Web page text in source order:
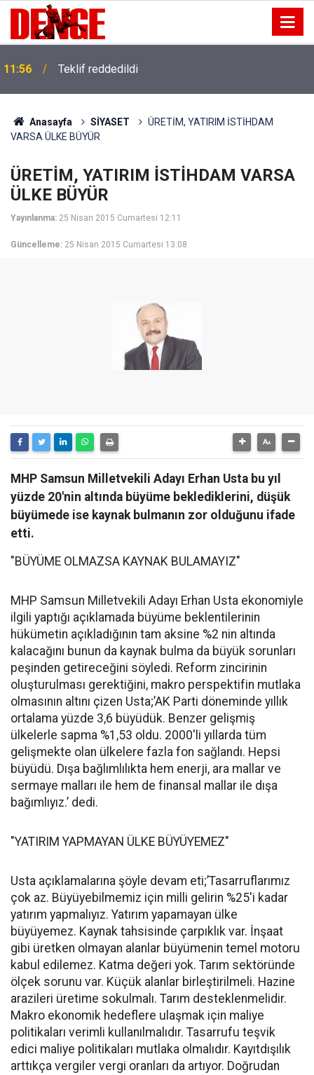
11:56 Teklif reddedildi
Anasayfa SİYASET
ÜRETİM, YATIRIM İSTİHDAM
VARSA ÜLKE BÜYÜR
ÜRETİM, YATIRIM İSTİHDAM VARSA
ÜLKE BÜYÜR
Yayınlanma: 25 Nisan 2015 Cumartesi 12:11
Güncelleme: 25 Nisan 2015 Cumartesi 13:08
MHP Samsun Milletvekili Adayı Erhan Usta bu yıl
yüzde 20'nin altında büyüme beklediklerini, düşük
büyümede ise kaynak bulmanın zor olduğunu ifade
etti.
"BÜYÜME OLMAZSA KAYNAK BULAMAYIZ"
MHP Samsun Milletvekili Adayı Erhan Usta ekonomiyle
ilgili yaptığı açıklamada büyüme beklentilerinin
hükümetin açıkladığının tam aksine %2 nin altında
kalacağını bunun da kaynak bulma da büyük sorunları
peşinden getireceğini söyledi. Reform zincirinin
oluşturulması gerektiğini, makro perspektifin mutlaka
olmasının altını çizen Usta;’AK Parti döneminde yıllık
ortalama yüzde 3,6 büyüdük. Benzer gelişmiş
ülkelerle sapma %1,53 oldu. 2000'li yıllarda tüm
gelişmekte olan ülkelere fazla fon sağlandı. Hepsi
büyüdü. Dışa bağlımlılıkta hem enerji, ara mallar ve
sermaye malları ile hem de finansal mallar ile dışa
bağımlıyız.’ dedi.
"YATIRIM YAPMAYAN ÜLKE BÜYÜYEMEZ"
Usta açıklamalarına şöyle devam eti;’Tasarruflarımız
çok az. Büyüyebilmemiz için milli gelirin %25'i kadar
yatırım yapmalıyız. Yatırım yapamayan ülke
büyüyemez. Kaynak tahsisinde çarpıklık var. İnşaat
gibi üretken olmayan alanlar büyümenin temel motoru
kabul edilemez. Katma değeri yok. Tarım sektöründe
ölçek sorunu var. Küçük alanlar birleştirilmeli. Hazine
arazileri üretime sokulmalı. Tarım desteklenmelidir.
Makro ekonomik hedeflere ulaşmak için maliye
politikaları verimli kullanılmalıdır. Tasarrufu teşvik
edici maliye politikaları mutlaka olmalıdır. Kayıtdışılık
arttıkça vergiler vergi oranları da artıyor. Doğrudan